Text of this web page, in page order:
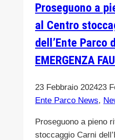
Madonie.
Presto
sede
a
Proseguono a
al Centro
dell’Ente Parco
EMERGENZA
23 Febbraio 202423
Ente Parco News,
Proseguono a pieno
stoccaggio Carni